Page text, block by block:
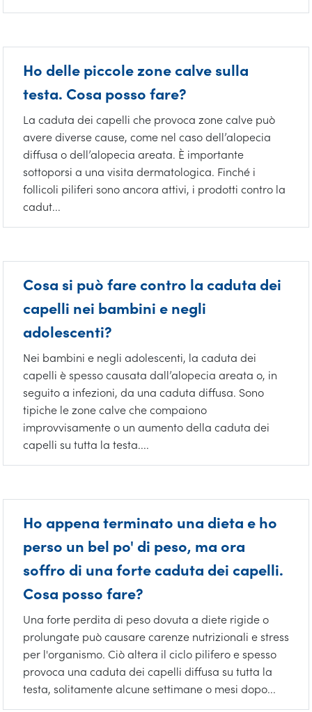
Ho delle piccole zone calve sulla
testa. Cosa posso fare?
La caduta dei capelli che provoca zone calve può
avere diverse cause, come nel caso dell’alopecia
diffusa o dell’alopecia areata. È importante
sottoporsi a una visita dermatologica. Finché i
follicoli piliferi sono ancora attivi, i prodotti contro la
cadut...
Cosa si può fare contro la caduta dei
capelli nei bambini e negli
adolescenti?
Nei bambini e negli adolescenti, la caduta dei
capelli è spesso causata dall’alopecia areata o, in
seguito a infezioni, da una caduta diffusa. Sono
tipiche le zone calve che compaiono
improvvisamente o un aumento della caduta dei
capelli su tutta la testa....
Ho appena terminato una dieta e ho
perso un bel po' di peso, ma ora
soffro di una forte caduta dei capelli.
Cosa posso fare?
Una forte perdita di peso dovuta a diete rigide o
prolungate può causare carenze nutrizionali e stress
per l'organismo. Ciò altera il ciclo pilifero e spesso
provoca una caduta dei capelli diffusa su tutta la
testa, solitamente alcune settimane o mesi dopo...